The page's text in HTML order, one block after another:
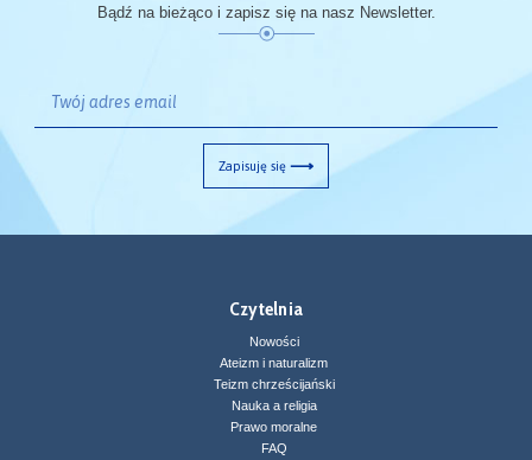
Bądź na bieżąco i zapisz się na nasz Newsletter.
Zapisuję się
Czytelnia
Nowości
Ateizm i naturalizm
Teizm chrześcijański
Nauka a religia
Prawo moralne
FAQ